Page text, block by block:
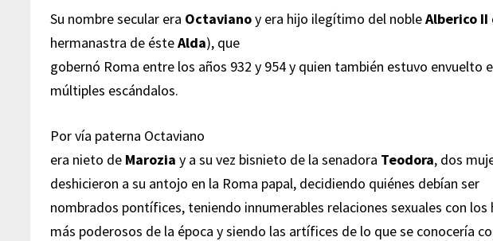
Su nombre secular era Octavianoy era hijo ilegítimo del nobleAlberico
hermanastra de ésteAlda), que
gobernó Roma entre los años 932 y 954 y quien también estuvo envuelto
múltiples escándalos.
Por vía paterna Octaviano
era nieto de Marozia y a su vez bisnieto de la senadora Teodora, dos
deshicieron a su antojo en la Roma papal, decidiendo quiénes debían ser
nombrados pontífices, teniendo innumerables relaciones sexuales con los
más poderosos de la época y siendo las artífices de lo que se conocería